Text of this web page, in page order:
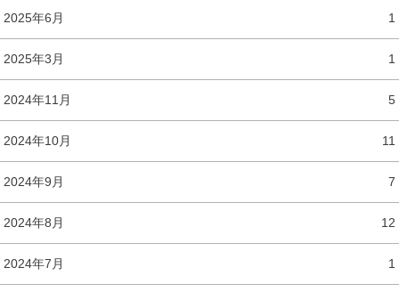
2025年6月 1
2025年3月 1
2024年11月 5
2024年10月 11
2024年9月 7
2024年8月 12
2024年7月 1